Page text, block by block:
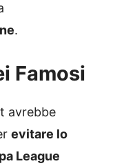
.
Famosi
avrebbe
evitare lo
League